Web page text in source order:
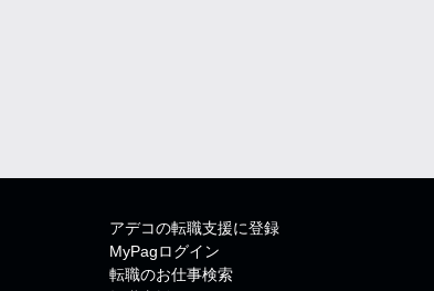
アデコの転職支援に登録
MyPagログイン
転職のお仕事検索